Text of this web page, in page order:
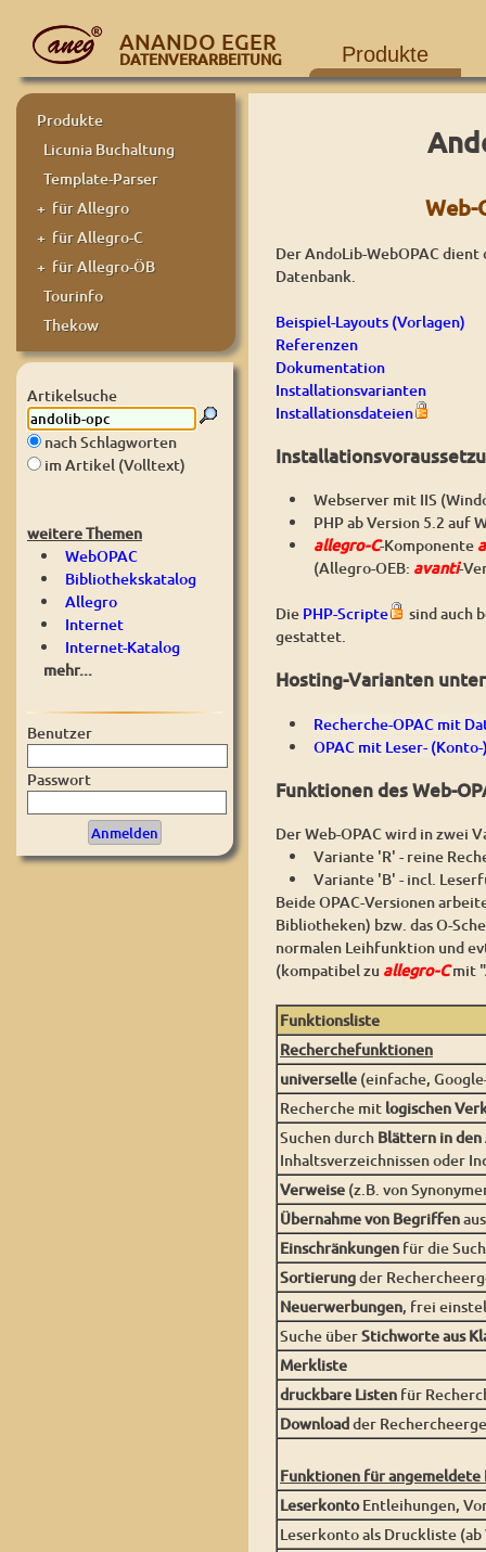
ANANDO EGER
DATENVERARBEITUNG Produkte
Produkte
Licunia Buchaltung
Template-Parser
+ für Allegro
+ für Allegro-C
+ für Allegro-ÖB
Tourinfo
Thekow
Artikelsuche
nach Schlagworten
im Artikel (Volltext)
weitere Themen
WebOPAC
Bibliothekskatalog
Allegro
Internet
Internet-Katalog
mehr...
Benutzer
Passwort
Web-
Der AndoLib-WebOPAC
Datenbank.
Beispiel-Layouts (Vorlagen)
Referenzen
Dokumentation
Installationsvarianten
Installationsdateien
Webserver mit IIS
PHP ab Version 5.2
allegro-C-Komponente
(Allegro-OEB: avanti-
Die PHP-Scripte
sind auch
gestattet.
Hosting-Varianten
Recherche-OPAC mit
OPAC mit Leser-
Funktionen des Web-
Der Web-OPAC wird in zwei
Variante 'R' - reine
Variante 'B' - incl.
Beide OPAC-Versionen
Bibliotheken) bzw. das O-
normalen Leihfunktion und
(kompatibel zu allegro-Cmit
Funktionsliste
Recherchefunktionen
universelle (einfache,
Recherche mit logischen
Suchen durch Blättern in
Inhaltsverzeichnissen oder
Verweise (z.B. von
Übernahme von Begriffen
Einschränkungen für die
Sortierungder
Neuerwerbungen, frei
Suche überStichworte aus
Merkliste
druckbare Listen für
Downloadder
Funktionen für angemeldete
LeserkontoEntleihungen,
Leserkonto als Druckliste (ab